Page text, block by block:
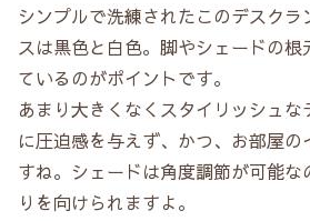
シンプルで洗練されたこのデスク
スは黒色と白色。脚やシェードの根
ているのがポイントです。
あまり大きくなくスタイリッシュ
に圧迫感を与えず、かつ、お部屋の
すね。シェードは角度調節が可能
りを向けられますよ。